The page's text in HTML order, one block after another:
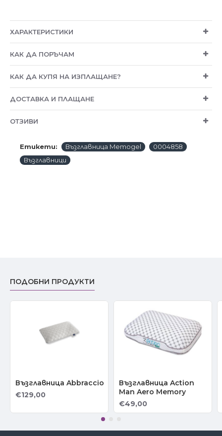
ХАРАКТЕРИСТИКИ
КАК ДА ПОРЪЧАМ
КАК ДА КУПЯ НА ИЗПЛАЩАНЕ?
ДОСТАВКА И ПЛАЩАНЕ
ОТЗИВИ
Етикети: Възглавница Memogel
0004858
Възглавници
ПОДОБНИ ПРОДУКТИ
Възглавница Abbraccio
€129,00
Възглавница Action
Man Aero Memory
€49,00